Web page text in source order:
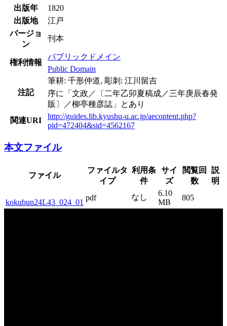
出版年
1820
出版地
江戸
バージョ
ン
刊本
権利情報
パブリックドメイン
Public Domain
注記
筆耕: 千形仲道, 彫刺: 江川留吉
序に「文政／〔二年乙卯夏稿成／三年庚辰春発
販〕／柳亭種彦誌」とあり
関連URI
http://guides.lib.kyushu-u.ac.jp/aecontent.php?
pid=472404&sid=4562167
本文ファイル
ファイル
ファイルタ
イプ
利用条
件
サイ
ズ
閲覧回
数
説
明
kokubun24L43_024_01
pdf なし
6.10
MB
805